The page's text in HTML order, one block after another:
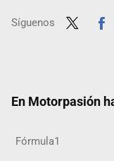
Síguenos
En Motorpasión
Fórmula1